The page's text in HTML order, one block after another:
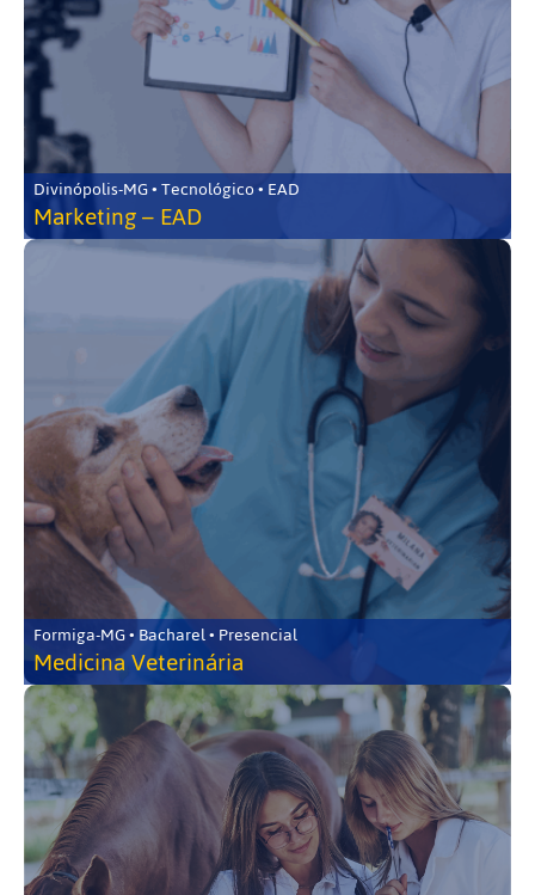
Divinópolis-MG • Tecnológico • EAD
Marketing – EAD
Formiga-MG • Bacharel • Presencial
Medicina Veterinária